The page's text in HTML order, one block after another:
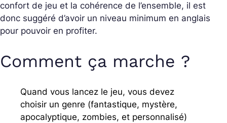
confort de jeu et la cohérence de l’ensemble, il est
donc suggéré d’avoir un niveau minimum en anglais
pour pouvoir en profiter.
Comment ça marche ?
Quand vous lancez le jeu, vous devez
choisir un genre (fantastique, mystère,
apocalyptique, zombies, et personnalisé)